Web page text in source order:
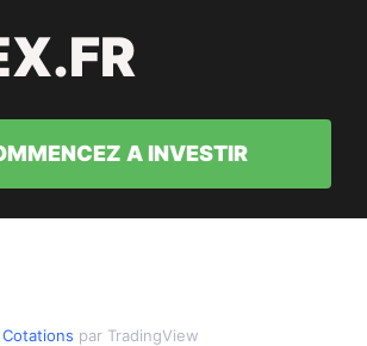
A INVESTIR
Cotations par TradingView